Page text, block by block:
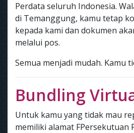
Perdata seluruh Indonesia.
di Temanggung, kamu tetap
kepada kami dan dokumen
melalui pos.
Semua menjadi mudah. Kamu
Bundling
Untuk kamu yang tidak mau
memiliki alamat FPersekutuan